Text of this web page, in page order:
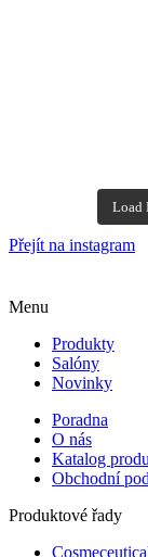
Load
Přejít na instagram
Menu
Produkty
Salóny
Novinky
Poradna
O nás
Katalog
Obchodní
Produktové řady